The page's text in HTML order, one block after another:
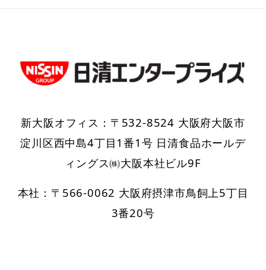
新大阪オフィス：〒532-8524 大阪府大阪市
淀川区西中島4丁目1番1号 日清食品ホールデ
ィングス㈱大阪本社ビル9F
本社：〒566-0062 大阪府摂津市鳥飼上5丁目
3番20号